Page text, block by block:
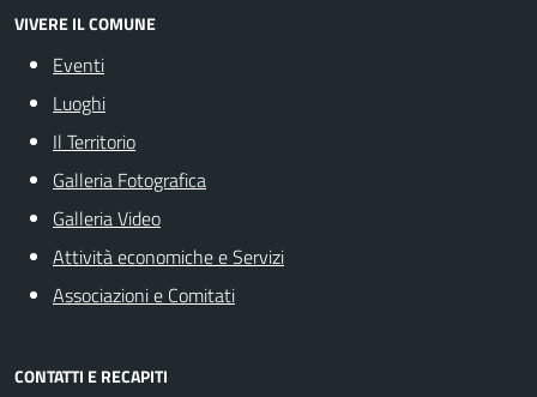
VIVERE IL COMUNE
Eventi
Luoghi
Il Territorio
Galleria Fotografica
Galleria Video
Attività economiche e Servizi
Associazioni e Comitati
CONTATTI E RECAPITI